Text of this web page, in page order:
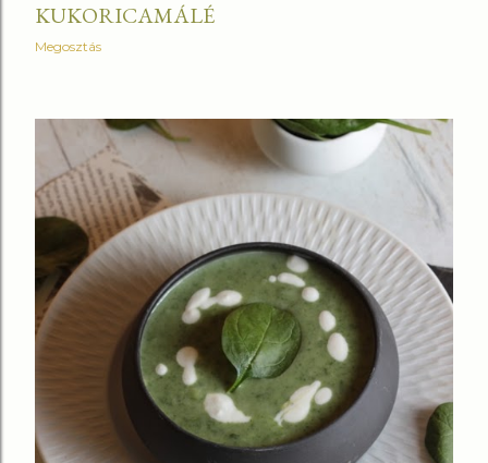
KUKORICAMÁLÉ
Megosztás